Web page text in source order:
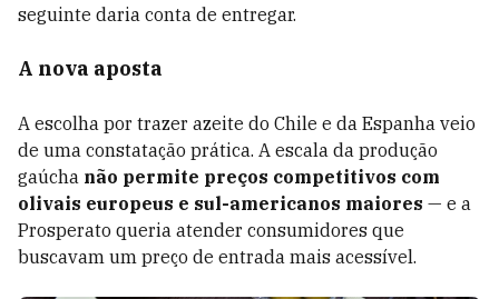
seguinte daria conta de entregar.
A nova aposta
A escolha por trazer azeite do Chile e da Espanha veio
de uma constatação prática. A escala da produção
gaúcha não permite preços competitivos com
olivais europeus e sul-americanos maiores — e a
Prosperato queria atender consumidores que
buscavam um preço de entrada mais acessível.